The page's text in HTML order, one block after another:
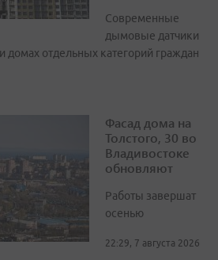
Современные
дымовые датчики
домах отдельных категорий граждан
Фасад дома на
Толстого, 30 во
Владивостоке
обновляют
Работы завершат
осенью
22:29, 7 августа 2026